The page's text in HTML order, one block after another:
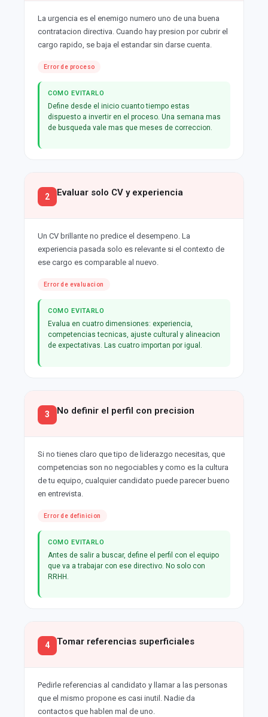
La urgencia es el enemigo numero uno de una buena
contratacion directiva. Cuando hay presion por cubrir el
cargo rapido, se baja el estandar sin darse cuenta.
Error de proceso
COMO EVITARLO
Define desde el inicio cuanto tiempo estas
dispuesto a invertir en el proceso. Una semana mas
de busqueda vale mas que meses de correccion.
2 Evaluar solo CV y experiencia
Un CV brillante no predice el desempeno. La
experiencia pasada solo es relevante si el contexto de
ese cargo es comparable al nuevo.
Error de evaluacion
COMO EVITARLO
Evalua en cuatro dimensiones: experiencia,
competencias tecnicas, ajuste cultural y alineacion
de expectativas. Las cuatro importan por igual.
3 No definir el perfil con precision
Si no tienes claro que tipo de liderazgo necesitas, que
competencias son no negociables y como es la cultura
de tu equipo, cualquier candidato puede parecer bueno
en entrevista.
Error de definicion
COMO EVITARLO
Antes de salir a buscar, define el perfil con el equipo
que va a trabajar con ese directivo. No solo con
RRHH.
4 Tomar referencias superficiales
Pedirle referencias al candidato y llamar a las personas
que el mismo propone es casi inutil. Nadie da
contactos que hablen mal de uno.